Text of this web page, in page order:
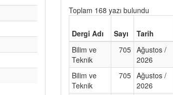
Toplam 168 yazı bulundu
Dergi Adı Sayı Tarih
Bilim ve
Teknik
705 Ağustos /
2026
Bilim ve
Teknik
705 Ağustos /
2026